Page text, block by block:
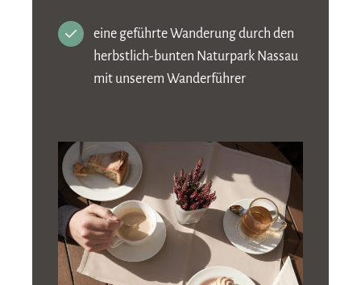
eine geführte Wanderung durch den
herbstlich-bunten Naturpark Nassau
mit unserem Wanderführer